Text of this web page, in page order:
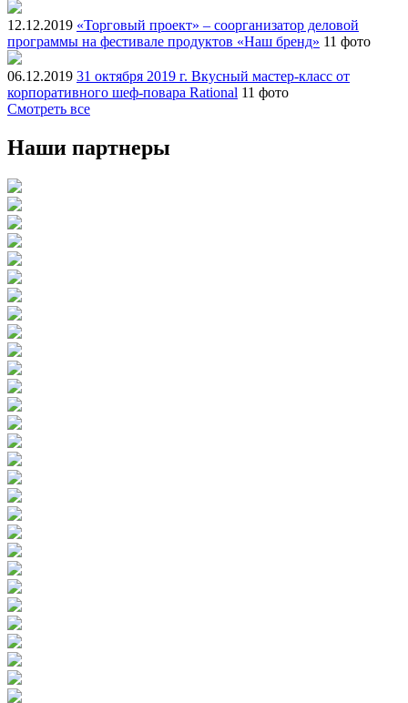
12.12.2019 «Торговый проект» – соорганизатор деловой
программы на фестивале продуктов «Наш бренд» 11 фото
06.12.2019 31 октября 2019 г. Вкусный мастер-класс от
корпоративного шеф-повара Rational 11 фото
Смотреть все
Наши партнеры